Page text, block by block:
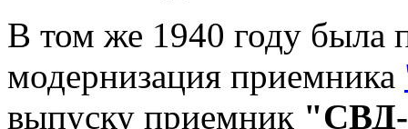
В том же 1940 году была
модернизация приемника
выпуску приемник